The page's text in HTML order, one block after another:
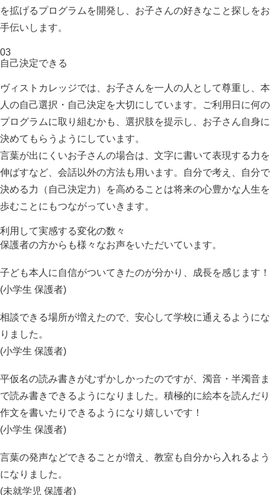
を拡げるプログラムを開発し、お子さんの好きなこと探しをお
手伝いします。
03
自己決定できる
ヴィストカレッジでは、お子さんを一人の人として尊重し、本
人の自己選択・自己決定を大切にしています。ご利用日に何の
プログラムに取り組むかも、選択肢を提示し、お子さん自身に
決めてもらうようにしています。
言葉が出にくいお子さんの場合は、文字に書いて表現する力を
伸ばすなど、会話以外の方法も用います。自分で考え、自分で
決める力（自己決定力）を高めることは将来の心豊かな人生を
歩むことにもつながっていきます。
利用して実感する変化の数々
保護者の方からも様々なお声をいただいています。
子ども本人に自信がついてきたのが分かり、成長を感じます！
(小学生 保護者)
相談できる場所が増えたので、安心して学校に通えるようにな
りました。
(小学生 保護者)
平仮名の読み書きがむずかしかったのですが、濁音・半濁音ま
で読み書きできるようになりました。積極的に絵本を読んだり
作文を書いたりできるようになり嬉しいです！
(小学生 保護者)
言葉の発声などできることが増え、教室も自分から入れるよう
になりました。
(未就学児 保護者)